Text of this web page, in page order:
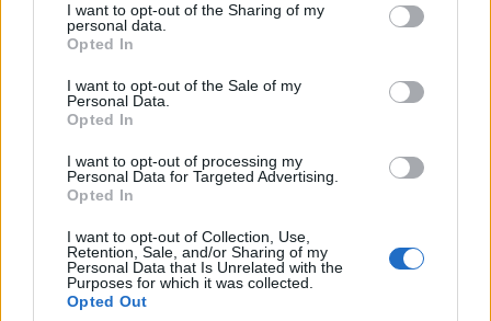
I want to opt-out of the Sharing of my
personal data.
Opted In
I want to opt-out of the Sale of my
Personal Data.
Opted In
I want to opt-out of processing my
Personal Data for Targeted Advertising.
Opted In
I want to opt-out of Collection, Use,
Retention, Sale, and/or Sharing of my
Personal Data that Is Unrelated with the
Purposes for which it was collected.
Opted Out
jelentette be.